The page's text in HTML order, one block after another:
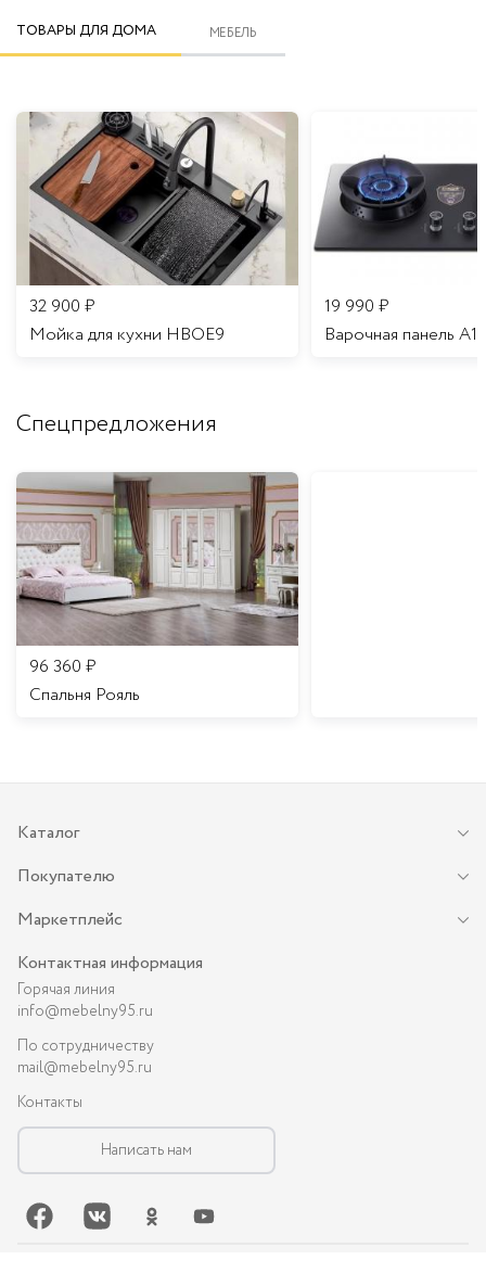
ТОВАРЫ ДЛЯ ДОМА МЕБЕЛЬ
32 900 ₽
Мойка для кухни HBOE9
19 990 ₽
Варочная панель A16
Спецпредложения
96 360 ₽
Спальня Рояль
Каталог
Покупателю
Маркетплейс
Контактная информация
Горячая линия
info@mebelny95.ru
По сотрудничеству
mail@mebelny95.ru
Контакты
Написать нам